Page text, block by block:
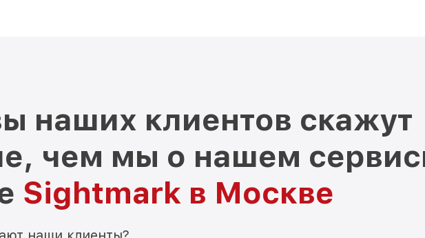
наших клиентов скажут
чем мы о нашем
Sightmark в Москве